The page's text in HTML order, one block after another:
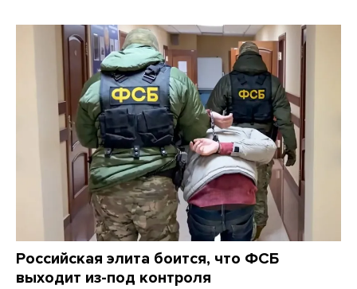
Российская элита боится, что ФСБ
выходит из-под контроля